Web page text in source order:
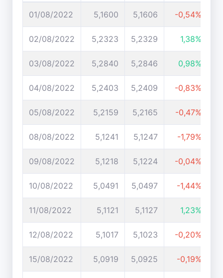
01/08/2022 5,1600 5,1606 -0,54%
02/08/2022 5,2323 5,2329 1,38%
03/08/2022 5,2840 5,2846 0,98%
04/08/2022 5,2403 5,2409 -0,83%
05/08/2022 5,2159 5,2165 -0,47%
08/08/2022 5,1241 5,1247 -1,79%
09/08/2022 5,1218 5,1224 -0,04%
10/08/2022 5,0491 5,0497 -1,44%
11/08/2022 5,1121 5,1127 1,23%
12/08/2022 5,1017 5,1023 -0,20%
15/08/2022 5,0919 5,0925 -0,19%